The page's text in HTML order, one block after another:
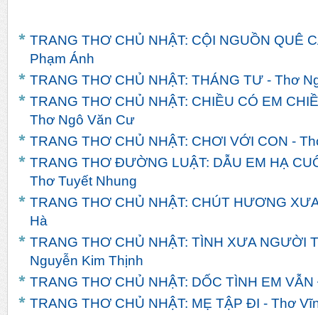
TRANG THƠ CHỦ NHẬT: CỘI NGUỒN QUÊ
Phạm Ánh
TRANG THƠ CHỦ NHẬT: THÁNG TƯ - Thơ
TRANG THƠ CHỦ NHẬT: CHIỀU CÓ EM
Thơ Ngô Văn Cư
TRANG THƠ CHỦ NHẬT: CHƠI VỚI CON -
TRANG THƠ ĐƯỜNG LUẬT: DẪU EM HẠ
Thơ Tuyết Nhung
TRANG THƠ CHỦ NHẬT: CHÚT HƯƠNG
Hà
TRANG THƠ CHỦ NHẬT: TÌNH XƯA NGƯỜI
Nguyễn Kim Thịnh
TRANG THƠ CHỦ NHẬT: DỐC TÌNH EM
TRANG THƠ CHỦ NHẬT: MẸ TẬP ĐI - Thơ